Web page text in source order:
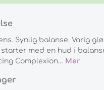
Synlig balanse. Varig
med en hud i
Complexion… Mer